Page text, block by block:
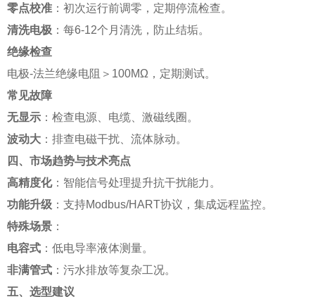
零点校准 ：初次运行前调零，定期停流检查。
清洗电极 ：每6-12个月清洗，防止结垢。
绝缘检查
电极-法兰绝缘电阻＞100MΩ，定期测试。
常见故障
无显示 ：检查电源、电缆、激磁线圈。
波动大 ：排查电磁干扰、流体脉动。
四、市场趋势与技术亮点
高精度化：智能信号处理提升抗干扰能力。
功能升级 ：支持Modbus/HART协议，集成远程监控。
特殊场景 ：
电容式 ：低电导率液体测量。
非满管式 ：污水排放等复杂工况。
五、选型建议